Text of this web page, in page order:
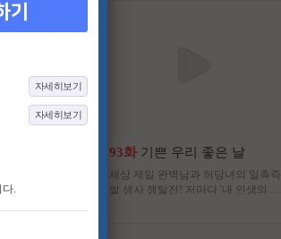
램을 소환
93화 기쁜 우리 좋은 날
세상 제일 완벽남과 허당녀의 일촉즉
발 생사 쟁탈전! 저마다 '내 인생의 주
자세히보기
자세히보기
.